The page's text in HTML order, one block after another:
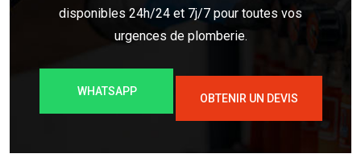
disponibles 24h/24 et 7j/7 pour toutes vos
urgences de plomberie.
WHATSAPP
OBTENIR UN DEVIS